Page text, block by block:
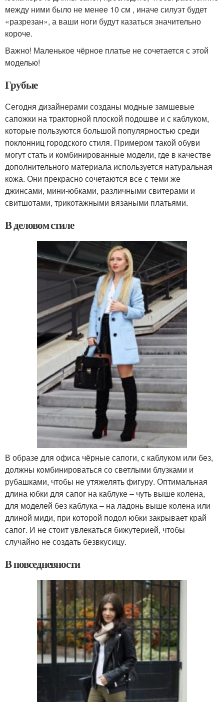
между ними было не менее 10 см , иначе силуэт будет
«разрезан», а ваши ноги будут казаться значительно
короче.
Важно! Маленькое чёрное платье не сочетается с этой
моделью!
Грубые
Сегодня дизайнерами созданы модные замшевые
сапожки на тракторной плоской подошве и с каблуком,
которые пользуются большой популярностью среди
поклонниц городского стиля. Примером такой обуви
могут стать и комбинированные модели, где в качестве
дополнительного материала используется натуральная
кожа. Они прекрасно сочетаются все с теми же
джинсами, мини-юбками, различными свитерами и
свитшотами, трикотажными вязаными платьями.
В деловом стиле
В образе для офиса чёрные сапоги, с каблуком или без,
должны комбинироваться со светлыми блузками и
рубашками, чтобы не утяжелять фигуру. Оптимальная
длина юбки для сапог на каблуке – чуть выше колена,
для моделей без каблука – на ладонь выше колена или
длиной миди, при которой подол юбки закрывает край
сапог. И не стоит увлекаться бижутерией, чтобы
случайно не создать безвкусицу.
В повседневности